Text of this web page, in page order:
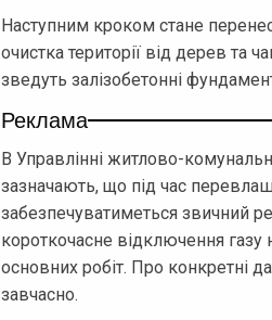
Наступним кроком стане
очистка території від дерев та
зведуть залізобетонні
Реклама
В Управлінні житлово-
зазначають, що під час
забезпечуватиметься звичний
короткочасне відключення газу
основних робіт. Про конкретні
завчасно.